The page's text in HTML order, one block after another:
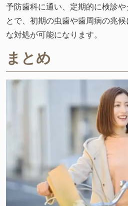
予防歯科に通い、定期的に検診
とで、初期の虫歯や歯周病の兆
な対処が可能になります。
まとめ